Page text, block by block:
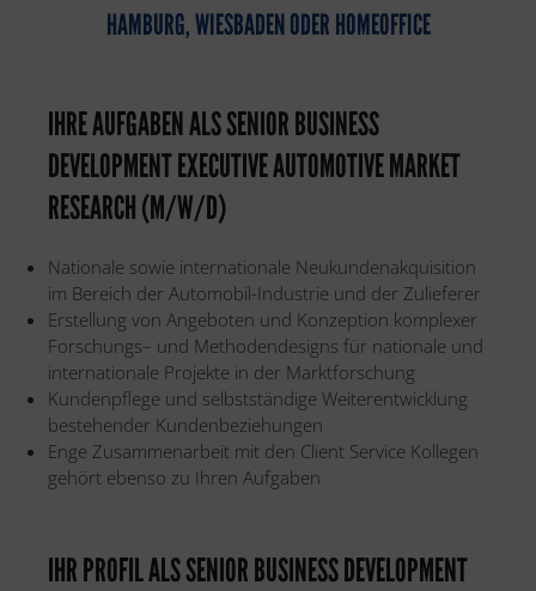
HAMBURG, WIESBADEN ODER HOMEOFFICE
IHRE AUFGABEN ALS SENIOR BUSINESS
DEVELOPMENT EXECUTIVE AUTOMOTIVE MARKET
RESEARCH (M/W/D)
Nationale sowie internationale Neukundenakquisition
im Bereich der Automobil-Industrie und der Zulieferer
Erstellung von Angeboten und Konzeption komplexer
Forschungs– und Methodendesigns für nationale und
internationale Projekte in der Marktforschung
Kundenpflege und selbstständige Weiterentwicklung
bestehender Kundenbeziehungen
Enge Zusammenarbeit mit den Client Service Kollegen
gehört ebenso zu Ihren Aufgaben
IHR PROFIL ALS SENIOR BUSINESS DEVELOPMENT